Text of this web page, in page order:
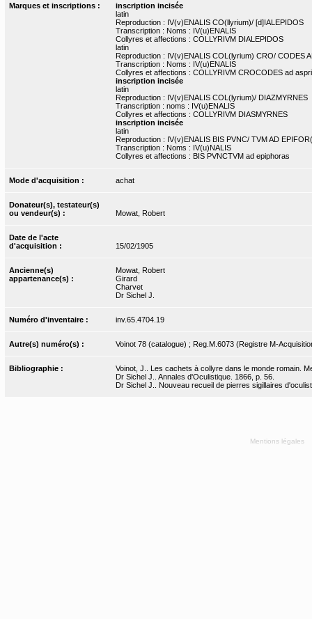
Marques et inscriptions :
inscription incisée
latin
Reproduction : IV(v)ENALIS CO(llyrium)/ [d]IALEPIDOS
Transcription : Noms : IV(u)ENALIS
Collyres et affections : COLLYRIVM DIALEPIDOS
latin
Reproduction : IV(v)ENALIS COL(lyrium) CRO/ CODES
Transcription : Noms : IV(u)ENALIS
Collyres et affections : COLLYRIVM CROCODES ad
inscription incisée
latin
Reproduction : IV(v)ENALIS COL(lyrium)/ DIAZMYRNES
Transcription : noms : IV(u)ENALIS
Collyres et affections : COLLYRIVM DIASMYRNES
inscription incisée
latin
Reproduction : IV(v)ENALIS BIS PVNC/ TVM AD
Transcription : Noms : IV(u)NALIS
Collyres et affections : BIS PVNCTVM ad epiphoras
Mode d'acquisition : achat
Donateur(s), testateur(s)
ou vendeur(s) :
Mowat, Robert
Date de l'acte
d'acquisition :
15/02/1905
Ancienne(s)
appartenance(s) :
Mowat, Robert
Girard
Charvet
Dr Sichel J.
Numéro d'inventaire : inv.65.4704.19
Autre(s) numéro(s) : Voinot 78 (catalogue) ; Reg.M.6073 (Registre M-
Bibliographie :
Voinot, J.. Les cachets à collyre dans le monde romain.
Dr Sichel J.. Annales d'Oculistique. 1866, p. 56.
Dr Sichel J.. Nouveau recueil de pierres sigillaires
Mentions légales